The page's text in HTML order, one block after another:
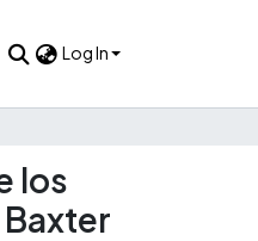
Log In
los